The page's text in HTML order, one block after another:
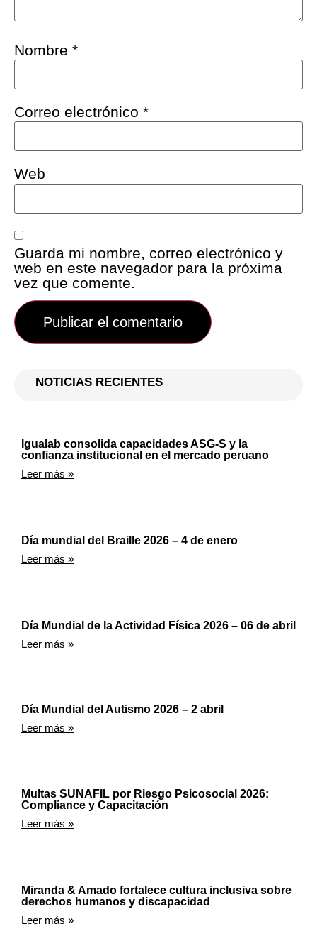
Nombre *
Correo electrónico *
Web
Guarda mi nombre, correo electrónico y
web en este navegador para la próxima
vez que comente.
NOTICIAS RECIENTES
Igualab consolida capacidades ASG-S y la
confianza institucional en el mercado peruano
Leer más »
Día mundial del Braille 2026 – 4 de enero
Leer más »
Día Mundial de la Actividad Física 2026 – 06 de abril
Leer más »
Día Mundial del Autismo 2026 – 2 abril
Leer más »
Multas SUNAFIL por Riesgo Psicosocial 2026:
Compliance y Capacitación
Leer más »
Miranda & Amado fortalece cultura inclusiva sobre
derechos humanos y discapacidad
Leer más »